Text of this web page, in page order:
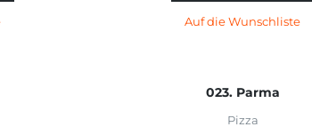
Auf die Wunschliste
023. Parma
Pizza